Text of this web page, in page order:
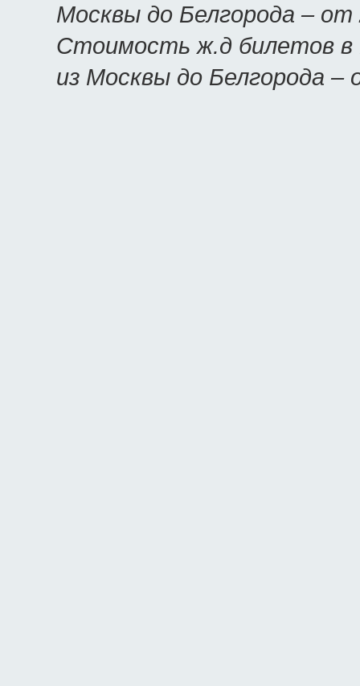
Москвы до Белгорода – от
Стоимость ж.д билетов в
из Москвы до Белгорода